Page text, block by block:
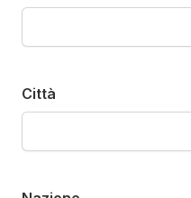
Città